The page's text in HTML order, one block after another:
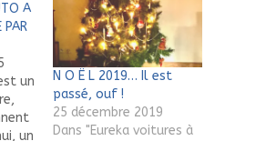
A
PAR
un
un
N O Ë L 2019… Il est
passé, ouf !
25 décembre 2019
Dans "Eureka voitures à